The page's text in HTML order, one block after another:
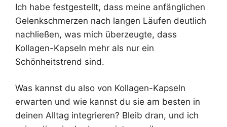
Ich habe festgestellt, dass meine anfänglichen
Gelenkschmerzen nach langen Läufen deutlich
nachließen, was mich überzeugte, dass
Kollagen-Kapseln mehr als nur ein
Schönheitstrend sind.
Was kannst du also von Kollagen-Kapseln
erwarten und wie kannst du sie am besten in
deinen Alltag integrieren? Bleib dran, und ich